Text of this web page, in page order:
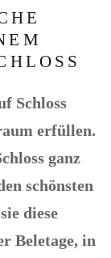
Schloss
erfüllen.
ganz
schönsten
diese
Beletage, in